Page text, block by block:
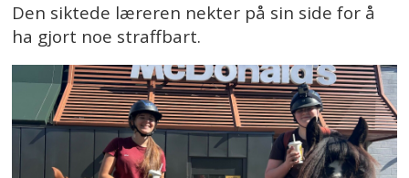
Den siktede læreren nekter på sin side for å
ha gjort noe straffbart.